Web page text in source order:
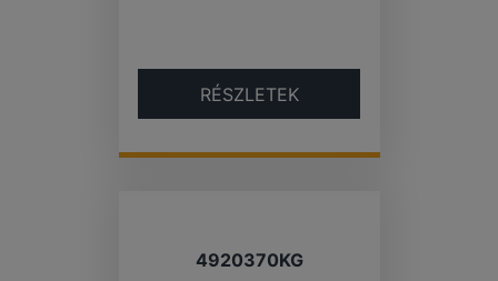
RÉSZLETEK
4920370KG